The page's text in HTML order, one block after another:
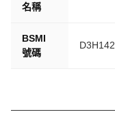
名稱
BSMI
號碼
D3H142​